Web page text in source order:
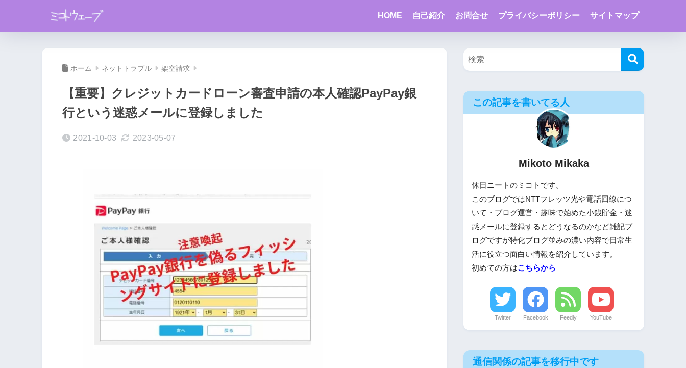
HOME 自己紹介 お問合せ プライバシーポリシー サイトマップ
ホーム ネットトラブル 架空請求
【重要】クレジットカードローン審査申請の本人確認PayPay銀
行という迷惑メールに登録しました
2021-10-03 2023-05-07
この記事を書いてる人
Mikoto Mikaka
休日ニートのミコトです。
このブログではNTTフレッツ光や電話回線につ
いて・ブログ運営・趣味で始めた小銭貯金・迷
惑メールに登録するとどうなるのかなど雑記ブ
ログですが特化ブログ並みの濃い内容で日常生
活に役立つ面白い情報を紹介しています。
初めての方はこちらから
Twitter Facebook Feedly YouTube
通信関係の記事を移行中です